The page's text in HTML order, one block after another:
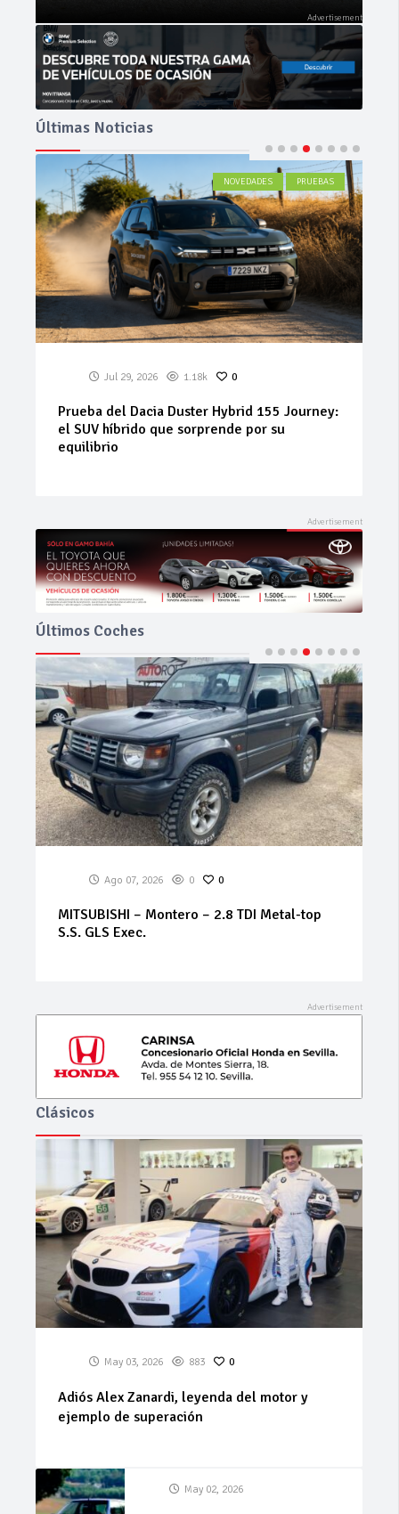
Últimas Noticias
ACTUALIDAD
Jul 27, 2026 558 0
Neumáticos de ocasión: la alternativa
inteligente para ahorrar sin renunciar a la
seguridad
Últimos Coches
Ago 07, 2026 0 0
BMW – Serie 3 – 320i Futura
Clásicos
May 03, 2026 883 0
Adiós Alex Zanardi, leyenda del motor y
ejemplo de superación
May 02, 2026